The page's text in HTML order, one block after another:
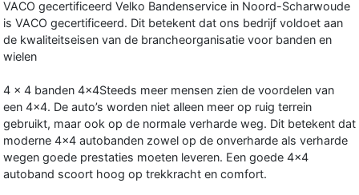
VACO gecertificeerd Velko Bandenservice in Noord-Scharwoude
is VACO gecertificeerd. Dit betekent dat ons bedrijf voldoet aan
de kwaliteitseisen van de brancheorganisatie voor banden en
wielen
4 x 4 banden 4x4Steeds meer mensen zien de voordelen van
een 4×4. De auto’s worden niet alleen meer op ruig terrein
gebruikt, maar ook op de normale verharde weg. Dit betekent dat
moderne 4×4 autobanden zowel op de onverharde als verharde
wegen goede prestaties moeten leveren. Een goede 4×4
autoband scoort hoog op trekkracht en comfort.